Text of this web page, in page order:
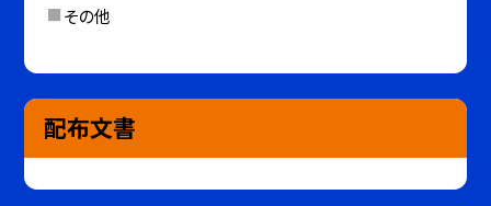
その他
配布文書